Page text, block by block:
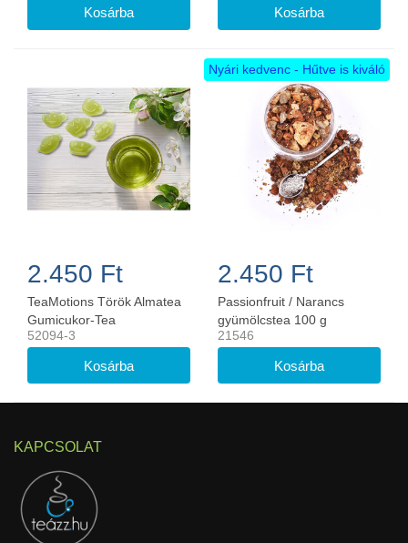
2.450 Ft
TeaMotions Török Almatea
Gumicukor-Tea
52094-3
Nyári kedvenc - Hűtve is kiváló
2.450 Ft
Passionfruit / Narancs
gyümölcstea 100 g
21546
KAPCSOLAT